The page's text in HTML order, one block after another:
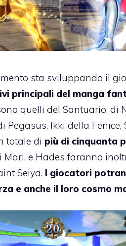
sta sviluppando il
principali del manga
quelli del Santuario, di
Pegasus, Ikki della
totale di più di cinquanta
Mari, e Hades faranno
Seiya. I giocatori
e anche il loro cosmo